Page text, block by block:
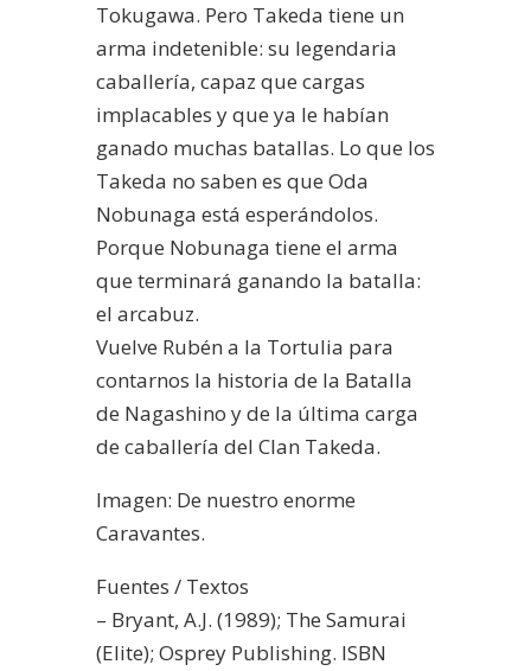
Tokugawa. Pero Takeda tiene un
arma indetenible: su legendaria
caballería, capaz que cargas
implacables y que ya le habían
ganado muchas batallas. Lo que los
Takeda no saben es que Oda
Nobunaga está esperándolos.
Porque Nobunaga tiene el arma
que terminará ganando la batalla:
el arcabuz.
Vuelve Rubén a la Tortulia para
contarnos la historia de la Batalla
de Nagashino y de la última carga
de caballería del Clan Takeda.
Imagen: De nuestro enorme
Caravantes.
Fuentes / Textos
– Bryant, A.J. (1989); The Samurai
(Elite); Osprey Publishing. ISBN